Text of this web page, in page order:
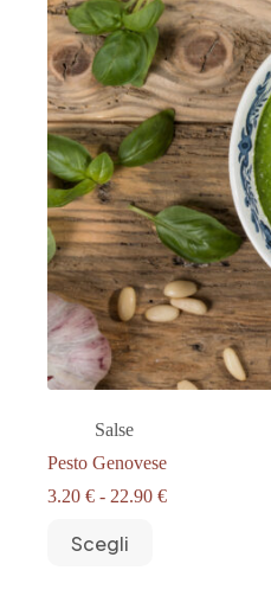
Salse
Pesto Genovese
3.20 € - 22.90 €Fascia
Scegli
prodotto